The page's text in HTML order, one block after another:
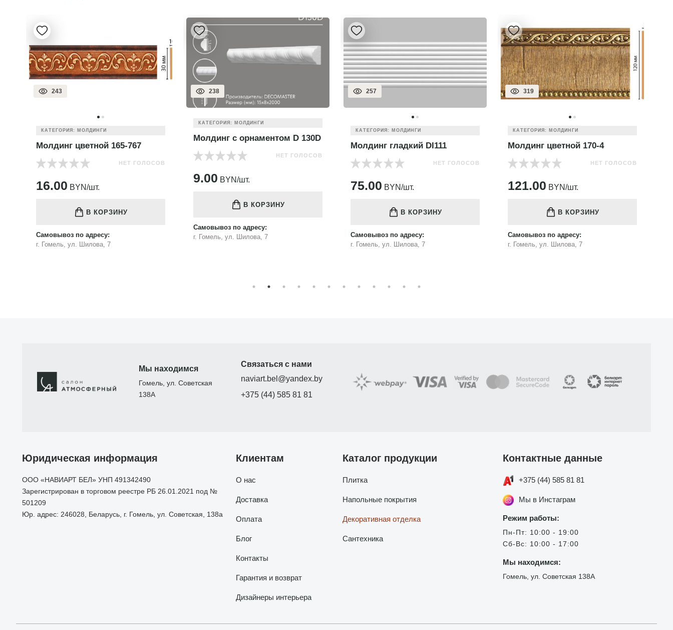
243
КАТЕГОРИЯ: МОЛДИНГИ
Молдинг цветной 165-767
НЕТ ГОЛОСОВ
16.00 BYN/шт.
В КОРЗИНУ
Самовывоз по адресу:
г. Гомель, ул. Шилова, 7
238
КАТЕГОРИЯ: МОЛДИНГИ
Молдинг с орнаментом D 130D
НЕТ ГОЛОСОВ
9.00 BYN/шт.
В КОРЗИНУ
Самовывоз по адресу:
г. Гомель, ул. Шилова, 7
257
КАТЕГОРИЯ: МОЛДИНГИ
Молдинг гладкий DI111
НЕТ ГОЛОСОВ
75.00 BYN/шт.
В КОРЗИНУ
Самовывоз по адресу:
г. Гомель, ул. Шилова, 7
319
КАТЕГОРИЯ: МОЛДИНГИ
Молдинг цветной 170-4
НЕТ ГОЛОСОВ
121.00 BYN/шт.
В КОРЗИНУ
Самовывоз по адресу:
г. Гомель, ул. Шилова, 7
Мы находимся
Гомель, ул. Советская
138А
Связаться с нами
naviart.bel@yandex.by
+375 (44) 585 81 81
Юридическая информация
ООО «НАВИАРТ БЕЛ» УНП 491342490
Зарегистрирован в торговом реестре РБ 26.01.2021 под №
501209
Юр. адрес: 246028, Беларусь, г. Гомель, ул. Советская, 138а
Клиентам
О нас
Доставка
Оплата
Блог
Контакты
Гарантия и возврат
Дизайнеры интерьера
Каталог продукции
Плитка
Напольные покрытия
Декоративная отделка
Сантехника
Контактные данные
+375 (44) 585 81 81
Мы в Инстаграм
Режим работы:
Пн-Пт: 10:00 - 19:00
Сб-Вс: 10:00 - 17:00
Мы находимся:
Гомель, ул. Советская 138А